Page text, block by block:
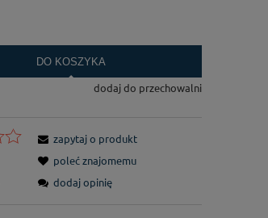
DO KOSZYKA
dodaj do przechowalni
zapytaj o produkt
poleć znajomemu
dodaj opinię